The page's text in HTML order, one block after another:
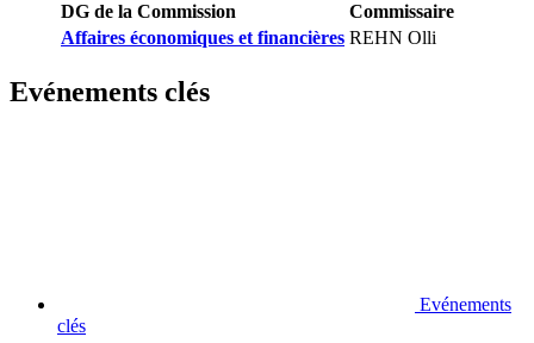
DG de la Commission
Commissaire
Affaires économiques et financières REHN Olli
Evénements clés
Evénements
clés